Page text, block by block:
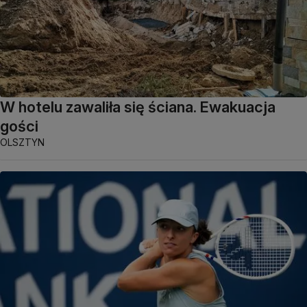
W hotelu zawaliła się ściana. Ewakuacja
gości
OLSZTYN